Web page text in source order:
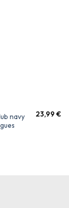
navy
23,99€